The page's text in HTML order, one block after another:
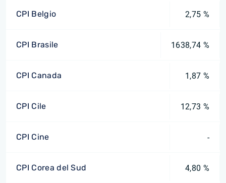
CPI Belgio 2,75 %
CPI Brasile 1638,74 %
CPI Canada 1,87 %
CPI Cile 12,73 %
CPI Cine -
CPI Corea del Sud 4,80 %